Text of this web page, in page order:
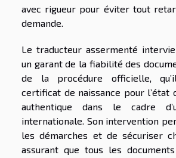
avec rigueur pour éviter tout
demande.
Le traducteur assermenté
un garant de la fiabilité des
de la procédure officielle, qu’il
certificat de naissance pour l’état
authentique dans le cadre
internationale. Son intervention
les démarches et de sécuriser
assurant que tous les